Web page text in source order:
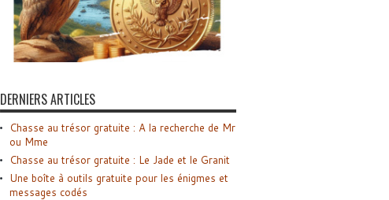
DERNIERS ARTICLES
Chasse au trésor gratuite : A la recherche de Mr
ou Mme
Chasse au trésor gratuite : Le Jade et le Granit
Une boîte à outils gratuite pour les énigmes et
messages codés